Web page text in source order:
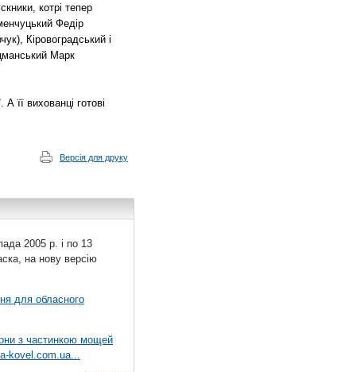
котрі тепер
Федір
Кіровоградський і
Марк
її вихованці готові
Версія для друку
2005 р. і по 13
на нову версію
для обласного
з частинкою мощей
kovel.com.ua...